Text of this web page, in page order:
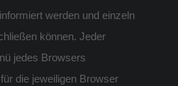
werden und einzeln
können. Jeder
jedes Browsers
die jeweiligen Browser